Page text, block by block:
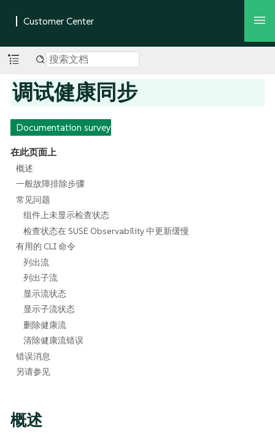
调试健康同步
Documentation survey
在此页面上
概述
一般故障排除步骤
常见问题
组件上未显示检查状态
检查状态在 SUSE Observability 中更新缓慢
有用的 CLI 命令
列出流
列出子流
显示流状态
显示子流状态
删除健康流
清除健康流错误
错误消息
另请参见
概述